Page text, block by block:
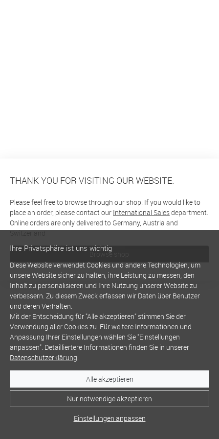
THANK YOU FOR VISITING OUR WEBSITE.
Please feel free to browse through our shop. If you would like to
place an order, please contact our International Salesdepartment.
Online orders are only delivered to Germany, Austria and
Switzerland
Browse shop
Ihre Privatsphäre ist uns wichtig
Diese Website verwendet Cookies und andere Technologien, um
unsere Website sicher zu halten, ihre Leistung zu messen, den
Inhalt zu personalisieren und Ihre Nutzung unserer Website zu
verbessern. Zu diesem Zweck erfassen wir Daten über Benutzer
und deren Verhalten.
Mit der Entscheidung für "Alle akzeptieren" stimmen Sie der
Verwendung aller Cookies zu. Für weitere Informationen und
Anpassung Ihrer Einstellungen wählen Sie "Einstellungen
anpassen". Detailliertere Informationen finden Sie in unserer
Datenschutzerklärung.
Alle akzeptieren
Nur notwendige akzeptieren
Einstellungen anpassen